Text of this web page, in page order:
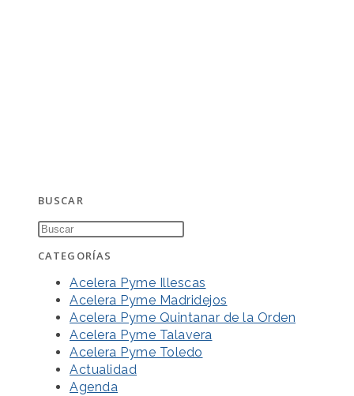
BUSCAR
CATEGORÍAS
Acelera Pyme Illescas
Acelera Pyme Madridejos
Acelera Pyme Quintanar de la Orden
Acelera Pyme Talavera
Acelera Pyme Toledo
Actualidad
Agenda